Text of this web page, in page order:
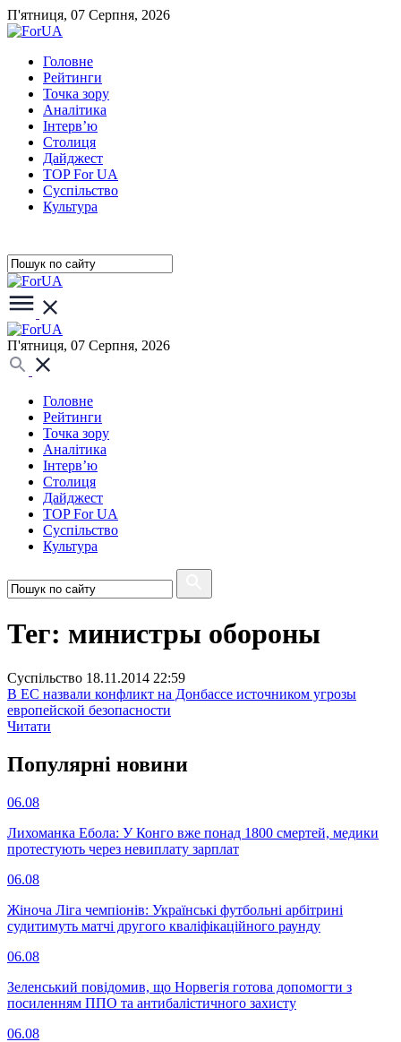
П'ятниця, 07 Серпня, 2026
Головне
Рейтинги
Точка зору
Аналітика
Інтерв’ю
Столиця
Дайджест
TOP For UA
Суспiльство
Культура
П'ятниця, 07 Серпня, 2026
Головне
Рейтинги
Точка зору
Аналітика
Інтерв’ю
Столиця
Дайджест
TOP For UA
Суспiльство
Культура
Тег: министры обороны
Суспiльство 18.11.2014 22:59
В ЕС назвали конфликт на Донбассе источником угрозы
европейской безопасности
Читати
Популярнi новини
06.08
Лихоманка Ебола: У Конго вже понад 1800 смертей, медики
протестують через невиплату зарплат
06.08
Жіноча Ліга чемпіонів: Українські футбольні арбітрині
судитимуть матчі другого кваліфікаційного раунду
06.08
Зеленський повідомив, що Норвегія готова допомогти з
посиленням ППО та антибалістичного захисту
06.08